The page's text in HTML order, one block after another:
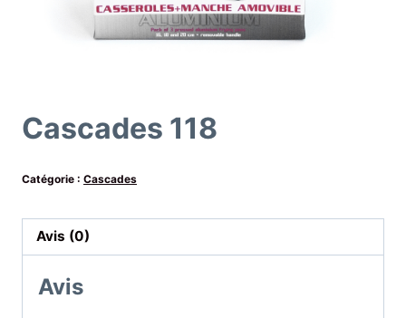
Cascades 118
Catégorie : Cascades
Avis (0)
Avis